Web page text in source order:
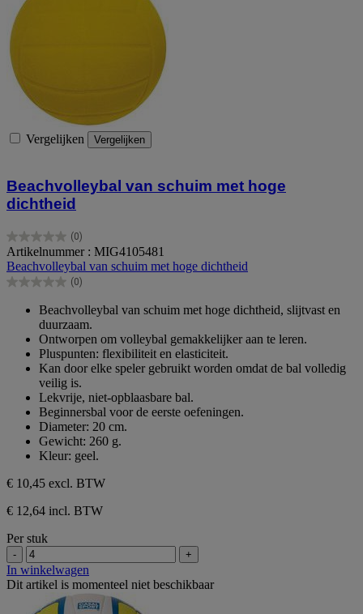
Vergelijken Vergelijken
Beachvolleybal van schuim met hoge
dichtheid
(0)
0.0
van
de
5
Artikelnummer : MIG4105481
Beachvolleybal van schuim met hoge dichtheid
(0)
0.0
sterren.
Beachvolleybal van schuim met hoge dichtheid, slijtvast en
duurzaam.
Ontworpen om volleybal gemakkelijker aan te leren.
Pluspunten: flexibiliteit en elasticiteit.
Kan door elke speler gebruikt worden omdat de bal volledig
veilig is.
Lekvrije, niet-opblaasbare bal.
Beginnersbal voor de eerste oefeningen.
Diameter: 20 cm.
Gewicht: 260 g.
Kleur: geel.
€ 10,45 excl. BTW
€ 12,64 incl. BTW
Per stuk
- +
In winkelwagen
Dit artikel is momenteel niet beschikbaar